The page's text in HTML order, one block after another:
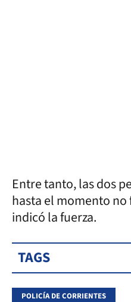
Entre tanto, las dos
hasta el momento
indicó la fuerza.
TAGS
POLICÍA DE CORRIENTES